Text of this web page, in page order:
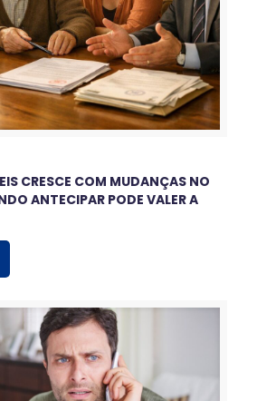
CRESCE COM MUDANÇAS NO
ANTECIPAR PODE VALER A